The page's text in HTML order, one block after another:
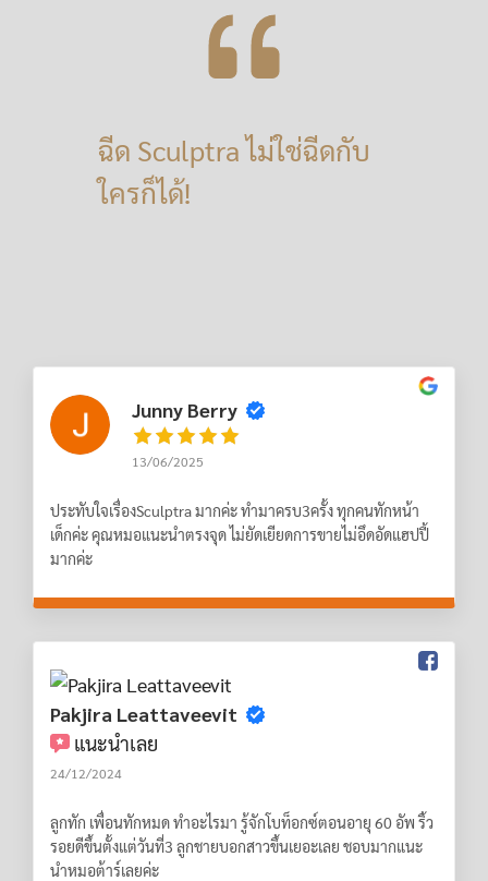
ฉีด Sculptra ไม่ใช่ฉีดกับ
ใครก็ได้!
Junny Berry
13/06/2025
ประทับใจเรื่องSculptra มากค่ะ ทำมาครบ3ครั้ง ทุกคนทักหน้า
เด็กค่ะ คุณหมอแนะนำตรงจุด ไม่ยัดเยียดการขายไม่อึดอัดแฮปปี้
มากค่ะ
Pakjira Leattaveevit
แนะนำเลย
24/12/2024
ลูกทัก เพื่อนทักหมด ทำอะไรมา รู้จักโบท็อกซ์ตอนอายุ 60 อัพ ริ้ว
รอยดีขึ้นตั้งแต่วันที่3 ลูกชายบอกสาวขึ้นเยอะเลย ชอบมากแนะ
นำหมอต้าร์เลยค่ะ